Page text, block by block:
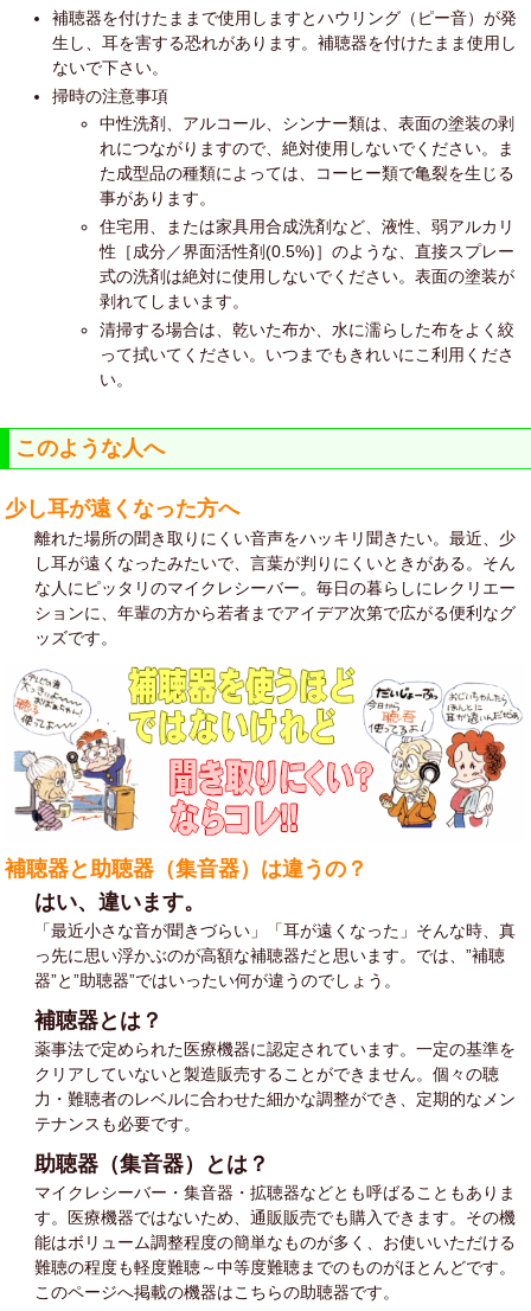
補聴器を付けたままで使用しますとハウリング（ピー音）が発
生し、耳を害する恐れがあります。補聴器を付けたまま使用し
ないで下さい。
掃時の注意事項
中性洗剤、アルコール、シンナー類は、表面の塗装の剥
れにつながりますので、絶対使用しないでください。ま
た成型品の種類によっては、コーヒー類で亀裂を生じる
事があります。
住宅用、または家具用合成洗剤など、液性、弱アルカリ
性［成分／界面活性剤(0.5%)］のような、直接スプレー
式の洗剤は絶対に使用しないでください。表面の塗装が
剥れてしまいます。
清掃する場合は、乾いた布か、水に濡らした布をよく絞
って拭いてください。いつまでもきれいにこ利用くださ
い。
このような人へ
少し耳が遠くなった方へ
離れた場所の聞き取りにくい音声をハッキリ聞きたい。最近、少
し耳が遠くなったみたいで、言葉が判りにくいときがある。そん
な人にピッタリのマイクレシーバー。毎日の暮らしにレクリエー
ションに、年輩の方から若者までアイデア次第で広がる便利なグ
ッズです。
補聴器と助聴器（集音器）は違うの？
はい、違います。
「最近小さな音が聞きづらい」「耳が遠くなった」そんな時、真
っ先に思い浮かぶのが高額な補聴器だと思います。では、”補聴
器”と”助聴器”ではいったい何が違うのでしょう。
補聴器とは？
薬事法で定められた医療機器に認定されています。一定の基準を
クリアしていないと製造販売することができません。個々の聴
力・難聴者のレベルに合わせた細かな調整ができ、定期的なメン
テナンスも必要です。
助聴器（集音器）とは？
マイクレシーバー・集音器・拡聴器などとも呼ばることもありま
す。医療機器ではないため、通販販売でも購入できます。その機
能はボリューム調整程度の簡単なものが多く、お使いいただける
難聴の程度も軽度難聴～中等度難聴までのものがほとんどです。
このページへ掲載の機器はこちらの助聴器です。